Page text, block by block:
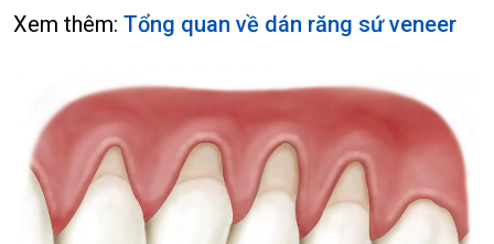
Xem thêm: Tổng quan về dán răng sứ veneer